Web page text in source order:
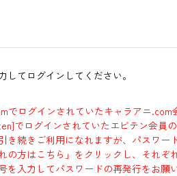
てログインしてください。
でログインされていたキャラアニ.com
でログインされていたエビテン会員
き続きご利用になれますが、パスワー
の方はこちら」をクリックし、それぞ
を入力してパスワードの再発行をお願